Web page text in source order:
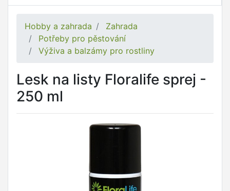
Hobby a zahrada
Zahrada
Potřeby pro pěstování
Výživa a balzámy pro rostliny
Lesk na listy Floralife sprej -
250 ml